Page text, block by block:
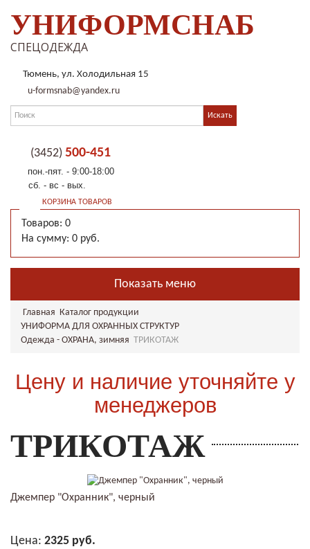
УНИФОРМСНАБ
СПЕЦОДЕЖДА
Тюмень, ул. Холодильная 15
u-formsnab@yandex.ru
(3452) 500-451
пон.-пят. - 9:00-18:00
сб. - вс - вых.
КОРЗИНА ТОВАРОВ
Товаров: 0
На сумму: 0 руб.
Показать меню
Главная Каталог продукции
УНИФОРМА ДЛЯ ОХРАННЫХ СТРУКТУР
Одежда - ОХРАНА, зимняя ТРИКОТАЖ
Цену и наличие уточняйте у
менеджеров
ТРИКОТАЖ
Джемпер "Охранник", черный
Цена: 2325 руб.